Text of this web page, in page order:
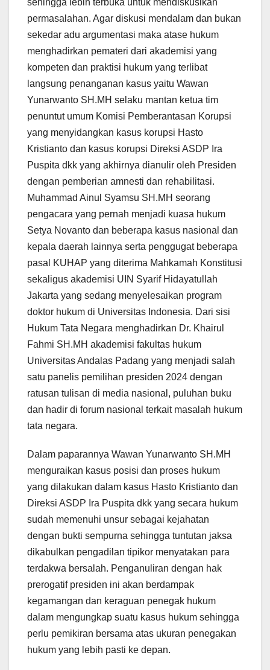
sehingga lebih terbuka untuk mendiskusikan
permasalahan. Agar diskusi mendalam dan bukan
sekedar adu argumentasi maka atase hukum
menghadirkan pemateri dari akademisi yang
kompeten dan praktisi hukum yang terlibat
langsung penanganan kasus yaitu Wawan
Yunarwanto SH.MH selaku mantan ketua tim
penuntut umum Komisi Pemberantasan Korupsi
yang menyidangkan kasus korupsi Hasto
Kristianto dan kasus korupsi Direksi ASDP Ira
Puspita dkk yang akhirnya dianulir oleh Presiden
dengan pemberian amnesti dan rehabilitasi.
Muhammad Ainul Syamsu SH.MH seorang
pengacara yang pernah menjadi kuasa hukum
Setya Novanto dan beberapa kasus nasional dan
kepala daerah lainnya serta penggugat beberapa
pasal KUHAP yang diterima Mahkamah Konstitusi
sekaligus akademisi UIN Syarif Hidayatullah
Jakarta yang sedang menyelesaikan program
doktor hukum di Universitas Indonesia. Dari sisi
Hukum Tata Negara menghadirkan Dr. Khairul
Fahmi SH.MH akademisi fakultas hukum
Universitas Andalas Padang yang menjadi salah
satu panelis pemilihan presiden 2024 dengan
ratusan tulisan di media nasional, puluhan buku
dan hadir di forum nasional terkait masalah hukum
tata negara.
Dalam paparannya Wawan Yunarwanto SH.MH
menguraikan kasus posisi dan proses hukum
yang dilakukan dalam kasus Hasto Kristianto dan
Direksi ASDP Ira Puspita dkk yang secara hukum
sudah memenuhi unsur sebagai kejahatan
dengan bukti sempurna sehingga tuntutan jaksa
dikabulkan pengadilan tipikor menyatakan para
terdakwa bersalah. Penganuliran dengan hak
prerogatif presiden ini akan berdampak
kegamangan dan keraguan penegak hukum
dalam mengungkap suatu kasus hukum sehingga
perlu pemikiran bersama atas ukuran penegakan
hukum yang lebih pasti ke depan.